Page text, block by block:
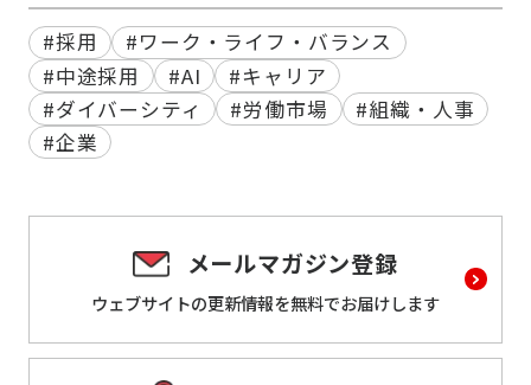
#採用
#ワーク・ライフ・バランス
#中途採用
#AI
#キャリア
#ダイバーシティ
#労働市場
#組織・人事
#企業
メールマガジン登録
ウェブサイトの更新情報を無料でお届けします